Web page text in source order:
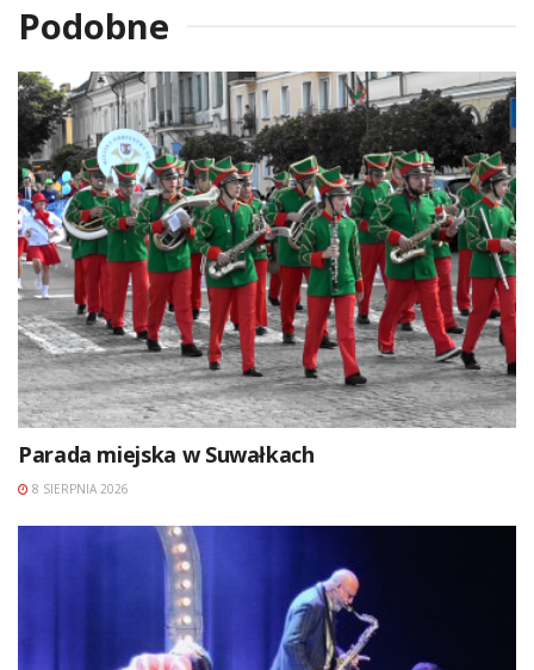
Podobne
Parada miejska w Suwałkach
8 SIERPNIA 2026